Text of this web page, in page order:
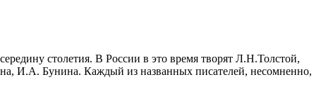
столетия. В России в это время творят Л.Н.Толстой,
И.А. Бунина. Каждый из названных писателей, несомненно,